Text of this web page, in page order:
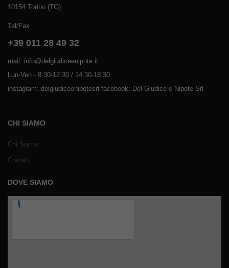
10154 Torino (TO)
Tel/Fax
+39 011 28 49 32
mail: info@delgiudiceenipote.it
Lun-Ven - 8:30-12:30 / 14:30-18:30
instagram: delgiudiceenipotesrl facebook: Del Giudice e Nipote Srl
CHI SIAMO
Chi Siamo
Contatti
DOVE SIAMO